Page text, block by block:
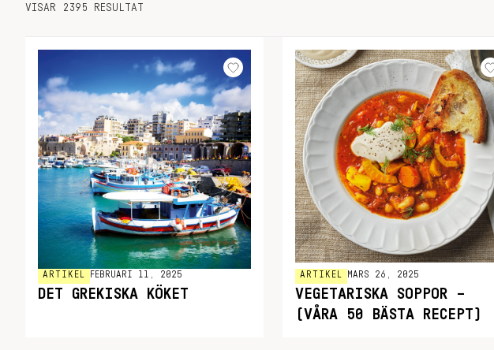
VISAR 2395 RESULTAT
ARTIKEL FEBRUARI 11, 2025
DET GREKISKA KÖKET
ARTIKEL MARS 26, 2025
VEGETARISKA SOPPOR –
(VÅRA 50 BÄSTA RECEPT)